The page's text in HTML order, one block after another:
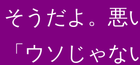
そうだよ。悪
「ウソじゃ